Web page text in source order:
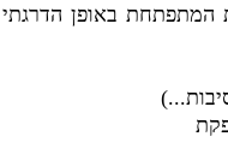
המתפתחת באופן הדרגתי